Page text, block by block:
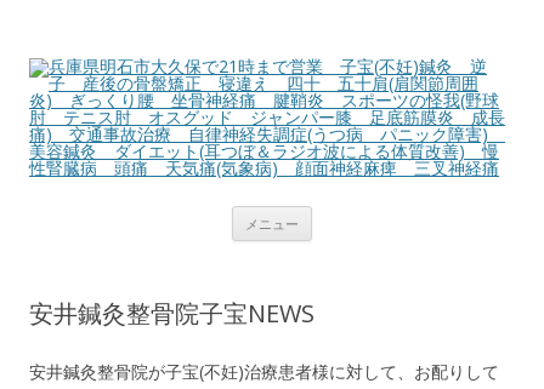
子宝(不妊)鍼灸 逆子 産後の骨盤矯
正 寝違え 四十 五十肩(肩関節周囲
炎) ぎっくり腰 坐骨神経痛 腱鞘
炎 スポーツの怪我(野球肘 テニス
肘 オスグッド ジャンパー膝 足底
神経失調症(うつ病 パニック障害)
美容鍼灸 ダイエット(耳つぼ＆ラジ
オ波による体質改善) 慢性腎臓病 頭
メニュー
ス
プ
安井鍼灸整骨院子宝NEWS
安井鍼灸整骨院が子宝(不妊)治療患者様に対して、お配りして